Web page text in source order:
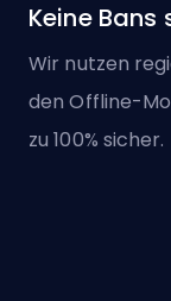
Keine Bans
Wir nutzen
den Offline-
zu 100% sicher.